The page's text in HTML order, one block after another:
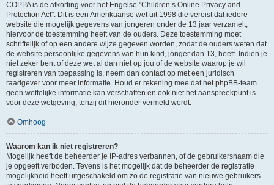
COPPA is de afkorting voor het Engelse "Children’s Online Privacy and
Protection Act". Dit is een Amerikaanse wet uit 1998 die vereist dat iedere
website die mogelijk gegevens van jongeren onder de 13 jaar verzamelt,
hiervoor de toestemming heeft van de ouders. Deze toestemming moet
schriftelijk of op een andere wijze gegeven worden, zodat de ouders weten dat
de website persoonlijke gegevens van hun kind, jonger dan 13, heeft. Indien je
niet zeker bent of deze wet al dan niet op jou of de website waarop je wil
registreren van toepassing is, neem dan contact op met een juridisch
raadgever voor meer informatie. Houd er rekening mee dat het phpBB-team
geen wettelijke informatie kan verschaffen en ook niet het aanspreekpunt is
voor deze wetgeving, tenzij dit hieronder vermeld wordt.
Omhoog
Waarom kan ik niet registreren?
Mogelijk heeft de beheerder je IP-adres verbannen, of de gebruikersnaam die
je opgeeft verboden. Tevens is het mogelijk dat de beheerder de registratie
mogelijkheid heeft uitgeschakeld om zo de registratie van nieuwe gebruikers